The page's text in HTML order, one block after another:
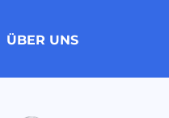
ÜBER UNS